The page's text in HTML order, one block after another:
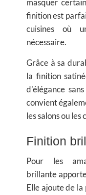
masquer
finition est
cuisines où
nécessaire.
Grâce à sa
la finition
d’élégance
convient
les salons ou les
Finition
Pour les
brillante
Elle ajoute de